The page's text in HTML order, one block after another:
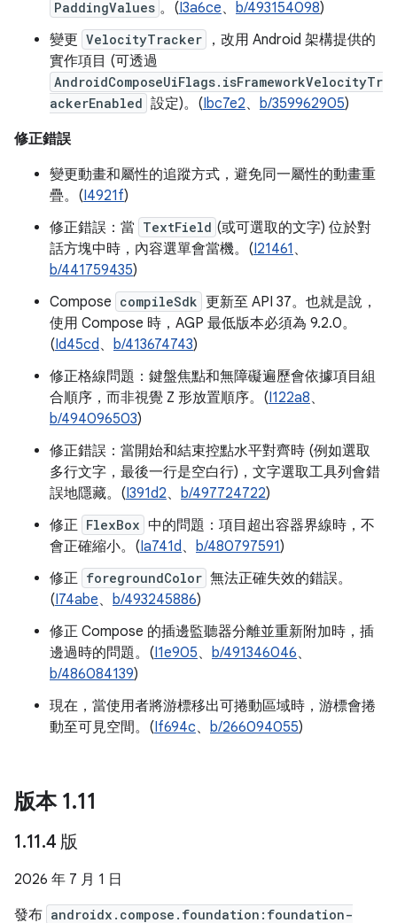
PaddingValues 。(I3a6ce、 b/493154098)
變更 VelocityTracker
，改用 Android 架構提供的
實作項目 (可透過
AndroidComposeUiFlags.isFrameworkVelocityTr
ackerEnabled 設定)。(Ibc7e2、 b/359962905)
修正錯誤
變更動畫和屬性的追蹤方式，避免同一屬性的動畫重
疊。(I4921f)
修正錯誤：當 TextField (或可選取的文字) 位於對
話方塊中時，內容選單會當機。(I21461 、
b/441759435)
Compose compileSdk 更新至 API 37。也就是說，
使用 Compose 時，AGP 最低版本必須為 9.2.0。
(Id45cd、 b/413674743)
修正格線問題：鍵盤焦點和無障礙遍歷會依據項目組
合順序，而非視覺 Z 形放置順序。(I122a8、
b/494096503)
修正錯誤：當開始和結束控點水平對齊時 (例如選取
多行文字，最後一行是空白行)，文字選取工具列會錯
誤地隱藏。(I391d2、 b/497724722)
修正 FlexBox 中的問題：項目超出容器界線時，不
會正確縮小。(Ia741d、 b/480797591)
修正 foregroundColor 無法正確失效的錯誤。
(I74abe、 b/493245886)
修正 Compose 的插邊監聽器分離並重新附加時，插
邊過時的問題。(I1e905、 b/491346046、
b/486084139)
現在，當使用者將游標移出可捲動區域時，游標會捲
動至可見空間。(If694c、 b/266094055)
版本 1.11
1.11.4 版
2026 年 7 月 1 日
發布 androidx.compose.foundation:foundation-